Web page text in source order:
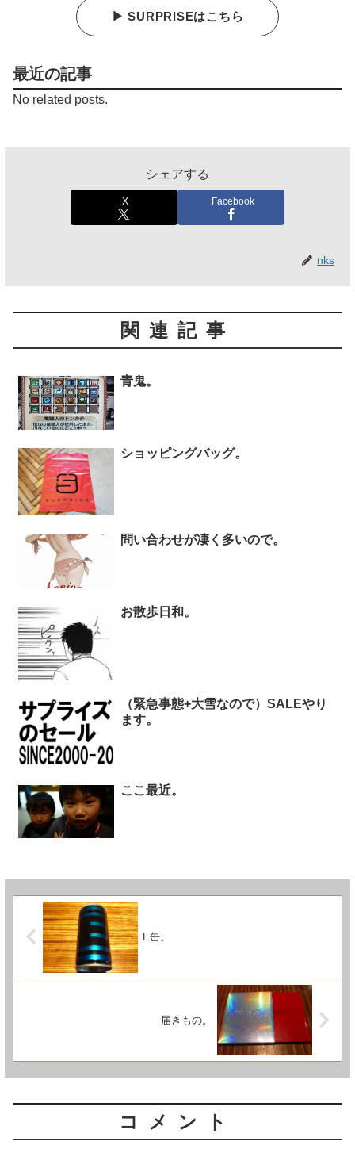
▶ SURPRISEはこちら
最近の記事
No related posts.
シェアする
X Facebook
nks
関連記事
青鬼。
ショッピングバッグ。
問い合わせが凄く多いので。
お散歩日和。
（緊急事態+大雪なので）SALEやり
ます。
ここ最近。
E缶。
届きもの。
コメント